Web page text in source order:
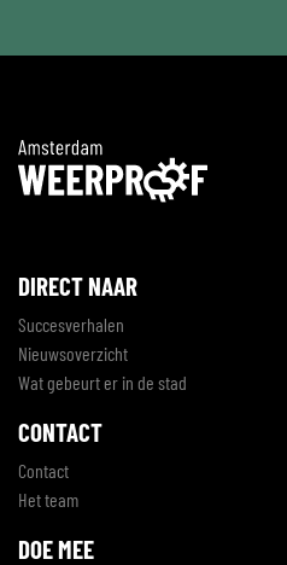
DIRECT NAAR
Succesverhalen
Nieuwsoverzicht
Wat gebeurt er in de stad
CONTACT
Contact
Het team
DOE MEE